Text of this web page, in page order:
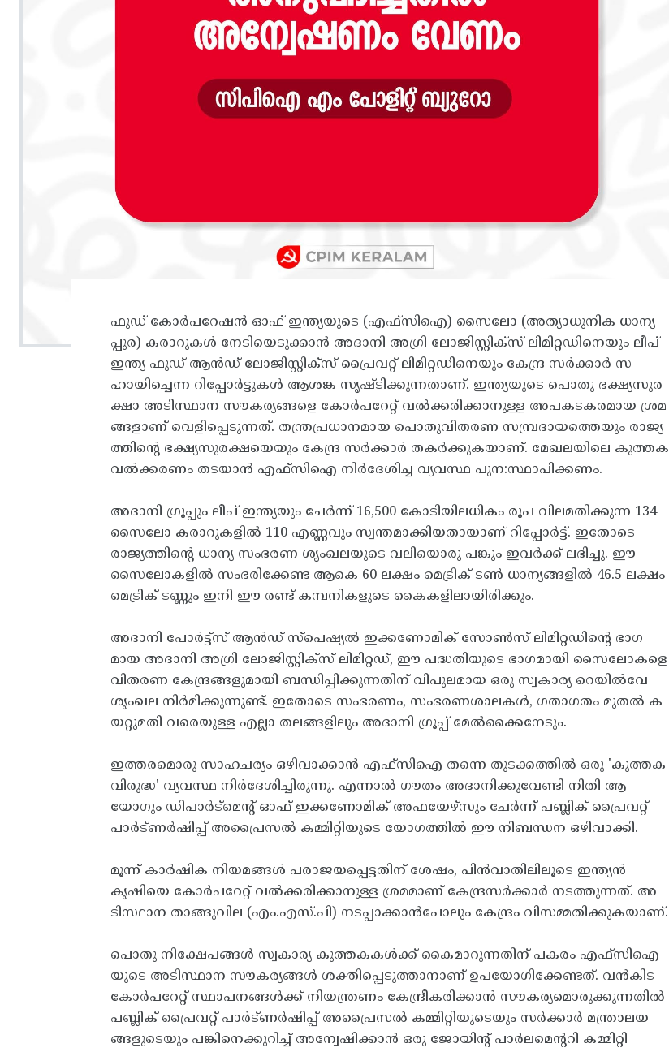
ഫുഡ്‌ കോർപറേഷൻ ഓഫ്‌ ഇന്ത്യയുടെ (എഫ്‌സിഐ) സൈലോ (അത്യാധുനിക ധാന്യ
പ്പുര) കരാറുകൾ നേടിയെടുക്കാൻ അദാനി അഗ്രി ലോജിസ്റ്റിക്‌സ് ലിമിറ്റഡിനെയും ലീപ്
ഇന്ത്യ ഫുഡ് ആൻഡ്‌ ലോജിസ്റ്റിക്‌സ് പ്രൈവറ്റ് ലിമിറ്റഡിനെയും കേന്ദ്ര സർക്കാർ സ
ഹായിച്ചെന്ന റിപ്പോർട്ടുകൾ ആശങ്ക സൃഷ്ടിക്കുന്നതാണ്. ഇന്ത്യയുടെ പൊതു ഭക്ഷ്യസുര
ക്ഷാ അടിസ്ഥാന സൗകര്യങ്ങളെ കോർപറേറ്റ് വൽക്കരിക്കാനുള്ള അപകടകരമായ ശ്രമ
ങ്ങളാണ് വെളിപ്പെടുന്നത്. തന്ത്രപ്രധാനമായ പൊതുവിതരണ സമ്പ്രദായത്തെയും രാജ്യ
ത്തിന്റെ ഭക്ഷ്യസുരക്ഷയെയും കേന്ദ്ര സർക്കാർ തകർക്കുകയാണ്. മേഖലയിലെ കുത്തക
വൽക്കരണം തടയാൻ എഫ്സിഐ നിർദേശിച്ച വ്യവസ്ഥ പുന:സ്ഥാപിക്കണം.
അദാനി ​ഗ്രൂപ്പും ലീപ് ഇന്ത്യയും ചേർന്ന് 16,500 കോടിയിലധികം രൂപ വിലമതിക്കുന്ന 134
സൈലോ കരാറുകളിൽ 110 എണ്ണവും സ്വന്തമാക്കിയതായാണ് റിപ്പോർട്ട്. ഇതോടെ
രാജ്യത്തിന്റെ ധാന്യ സംഭരണ ശൃംഖലയുടെ വലിയൊരു പങ്കും ഇവർക്ക് ലഭിച്ചു. ഈ
സൈലോകളിൽ സംഭരിക്കേണ്ട ആകെ 60 ലക്ഷം മെട്രിക് ടൺ ധാന്യങ്ങളിൽ 46.5 ലക്ഷം
മെട്രിക് ടണ്ണും ഇനി ഈ രണ്ട് കമ്പനികളുടെ കൈകളിലായിരിക്കും.
അദാനി പോർട്ട്‌സ് ആൻഡ് സ്പെഷ്യൽ ഇക്കണോമിക് സോൺസ് ലിമിറ്റഡിന്റെ ഭാഗ
മായ അദാനി അഗ്രി ലോജിസ്റ്റിക്‌സ് ലിമിറ്റഡ്, ഈ പദ്ധതിയുടെ ഭാഗമായി സൈലോകളെ
വിതരണ കേന്ദ്രങ്ങളുമായി ബന്ധിപ്പിക്കുന്നതിന് വിപുലമായ ഒരു സ്വകാര്യ റെയിൽവേ
ശൃംഖല നിർമിക്കുന്നുണ്ട്. ഇതോടെ സംഭരണം, സംഭരണശാലകൾ, ഗതാഗതം മുതൽ ക
യറ്റുമതി വരെയുള്ള എല്ലാ തലങ്ങളിലും അദാനി ​ഗ്രൂപ്പ് മേൽക്കൈനേടും.
ഇത്തരമൊരു സാഹചര്യം ഒഴിവാക്കാൻ എഫ്സിഐ തന്നെ തുടക്കത്തിൽ ഒരു 'കുത്തക
വിരുദ്ധ' വ്യവസ്ഥ നിർദേശിച്ചിരുന്നു. എന്നാൽ ഗ‍ൗതം അദാനിക്കുവേണ്ടി നിതി ആ
യോഗും ഡിപാർട്‌മെന്റ് ഓഫ് ഇക്കണോമിക് അഫയേഴ്‌സും ചേർന്ന് പബ്ലിക് പ്രൈവറ്റ്
പാർട്ണർഷിപ്പ് അപ്രൈസൽ കമ്മിറ്റിയുടെ യോഗത്തിൽ ഈ നിബന്ധന ഒഴിവാക്കി.
മൂന്ന് കാർഷിക നിയമങ്ങൾ പരാജയപ്പെട്ടതിന് ശേഷം, പിൻവാതിലിലൂടെ ഇന്ത്യൻ
കൃഷിയെ കോർപറേറ്റ് വൽക്കരിക്കാനുള്ള ശ്രമമാണ് കേന്ദ്രസർക്കാർ നടത്തുന്നത്. അ
ടിസ്ഥാന താങ്ങുവില (എം.എസ്.പി) നടപ്പാക്കാൻപോലും കേന്ദ്രം വിസമ്മതിക്കുകയാണ്.
പൊതു നിക്ഷേപങ്ങൾ സ്വകാര്യ കുത്തകകൾക്ക് കൈമാറുന്നതിന് പകരം എഫ്സിഐ
യുടെ അടിസ്ഥാന സൗകര്യങ്ങൾ ശക്തിപ്പെടുത്താനാണ് ഉപയോഗിക്കേണ്ടത്. വൻകിട
കോർപറേറ്റ് സ്ഥാപനങ്ങൾക്ക് നിയന്ത്രണം കേന്ദ്രീകരിക്കാൻ സൗകര്യമൊരുക്കുന്നതിൽ
പബ്ലിക് പ്രൈവറ്റ് പാർട്ണർഷിപ്പ് അപ്രൈസൽ കമ്മിറ്റിയുടെയും സർക്കാർ മന്ത്രാലയ
ങ്ങളുടെയും പങ്കിനെക്കുറിച്ച് അന്വേഷിക്കാൻ ഒരു ജോയിന്റ് പാർലമെന്ററി കമ്മിറ്റി